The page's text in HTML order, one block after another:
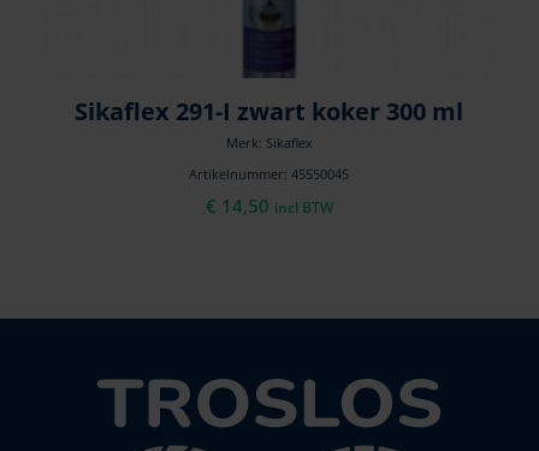
Sikaflex 291-I zwart koker 300 ml
Merk: Sikaflex
Artikelnummer: 45550045
€ 14,50 incl BTW